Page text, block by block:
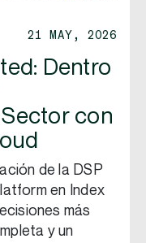
21 MAY, 2026
Dentro
con
de la DSP
en Index
más
y un